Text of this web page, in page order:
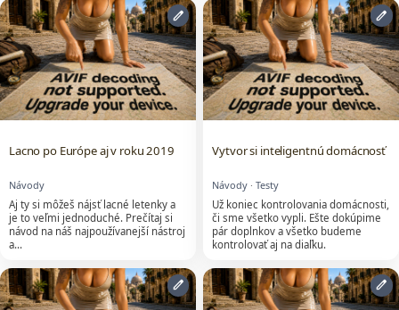
edit
Lacno po Európe aj v roku 2019
Návody
Aj ty si môžeš nájsť lacné letenky a
je to veľmi jednoduché. Prečítaj si
návod na náš najpoužívanejší nástroj
a…
edit
Vytvor si inteligentnú domácnosť
Návody ·Testy
Už koniec kontrolovania domácnosti,
či sme všetko vypli. Ešte dokúpime
pár doplnkov a všetko budeme
kontrolovať aj na diaľku.
edit edit